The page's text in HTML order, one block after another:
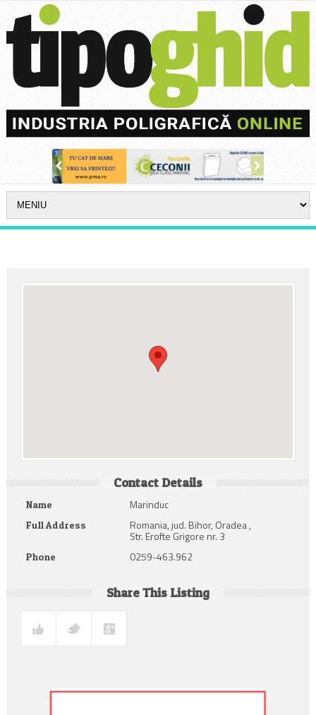
Contact Details
Name Marinduc
Full Address Romania, jud. Bihor, Oradea ,
Str. Erofte Grigore nr. 3
Phone 0259-463.962
Share This Listing